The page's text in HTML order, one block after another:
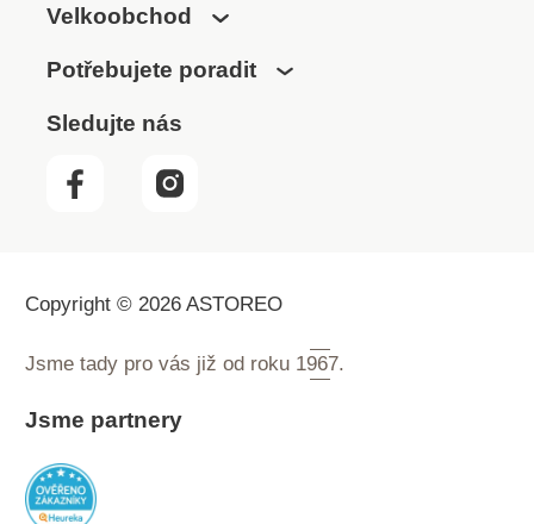
Velkoobchod
Potřebujete poradit
Sledujte nás
Copyright © 2026 ASTOREO
Jsme tady pro vás již od roku 1967.
Jsme partnery